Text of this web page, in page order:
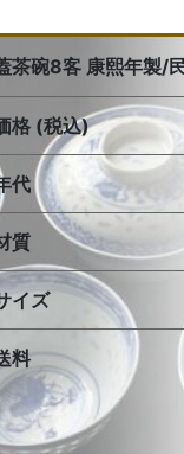
茶碗8客 康熙年製
格 (税込)
代
質
イズ
料